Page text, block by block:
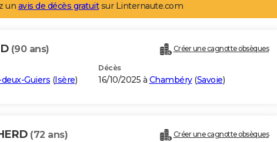
un avis de décès gratuitsur Linternaute.com
(90 ans) Créer une cagnotte obsèques
Guiers (Isère)
Décès
16/10/2025 à Chambéry(Savoie)
(72 ans) Créer une cagnotte obsèques